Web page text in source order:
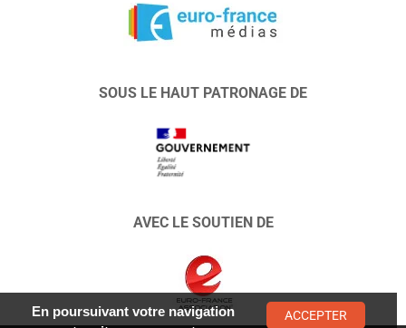
SOUS LE HAUT PATRONAGE DE
AVEC LE SOUTIEN DE
En poursuivant votre navigation
ACCEPTER